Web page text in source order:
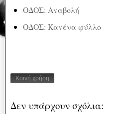
ΟΔΟΣ: Αναβολή
ΟΔΟΣ: Κανένα φύλλο
Κοινή χρήση
Δεν υπάρχουν σχόλια: